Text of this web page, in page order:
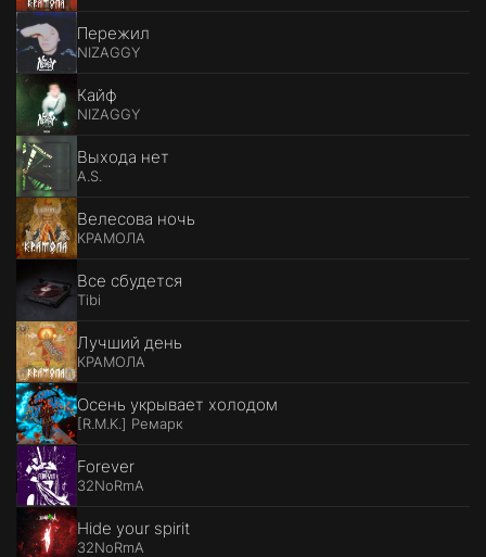
Пережил
NIZAGGY
Кайф
NIZAGGY
Выхода нет
A.S.
Велесова ночь
КРАМОЛА
Все сбудется
Tibi
Лучший день
КРАМОЛА
Осень укрывает холодом
[R.M.K.] Ремарк
Forever
32NoRmA
Hide your spirit
32NoRmA